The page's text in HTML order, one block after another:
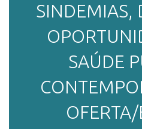
DOCUMENTOS
ALUNOS
SINDEMIAS,
SAÚDE